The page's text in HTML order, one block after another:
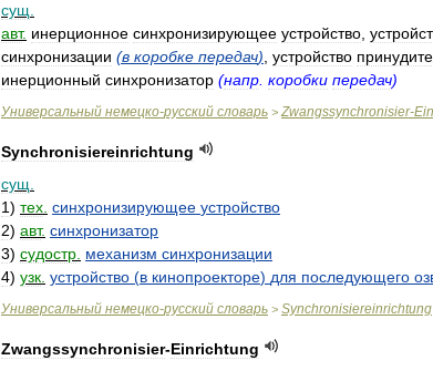
сущ
авт. инерционное синхронизирующее устройство
синхронизации (в коробке передач) устройство
инерционный синхронизатор (напр коробки передач)
Универсальный немецко-русский словарь > Zwangssynchronisier-
Synchronisiereinrichtung
сущ
1) тех синхронизирующее устройство
2) авт. синхронизатор
3) судостр механизм синхронизации
4) узк устройство (в кинопроекторе) для последующего
Универсальный немецко-русский словарь > Synchronisiereinrichtung
Zwangssynchronisier-Einrichtung